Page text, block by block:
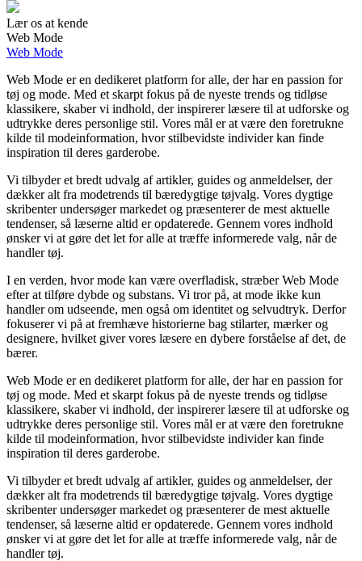
Lær os at kende
Web Mode
Web Mode
Web Mode er en dedikeret platform for alle, der har en passion for
tøj og mode. Med et skarpt fokus på de nyeste trends og tidløse
klassikere, skaber vi indhold, der inspirerer læsere til at udforske og
udtrykke deres personlige stil. Vores mål er at være den foretrukne
kilde til modeinformation, hvor stilbevidste individer kan finde
inspiration til deres garderobe.
Vi tilbyder et bredt udvalg af artikler, guides og anmeldelser, der
dækker alt fra modetrends til bæredygtige tøjvalg. Vores dygtige
skribenter undersøger markedet og præsenterer de mest aktuelle
tendenser, så læserne altid er opdaterede. Gennem vores indhold
ønsker vi at gøre det let for alle at træffe informerede valg, når de
handler tøj.
I en verden, hvor mode kan være overfladisk, stræber Web Mode
efter at tilføre dybde og substans. Vi tror på, at mode ikke kun
handler om udseende, men også om identitet og selvudtryk. Derfor
fokuserer vi på at fremhæve historierne bag stilarter, mærker og
designere, hvilket giver vores læsere en dybere forståelse af det, de
bærer.
Web Mode er en dedikeret platform for alle, der har en passion for
tøj og mode. Med et skarpt fokus på de nyeste trends og tidløse
klassikere, skaber vi indhold, der inspirerer læsere til at udforske og
udtrykke deres personlige stil. Vores mål er at være den foretrukne
kilde til modeinformation, hvor stilbevidste individer kan finde
inspiration til deres garderobe.
Vi tilbyder et bredt udvalg af artikler, guides og anmeldelser, der
dækker alt fra modetrends til bæredygtige tøjvalg. Vores dygtige
skribenter undersøger markedet og præsenterer de mest aktuelle
tendenser, så læserne altid er opdaterede. Gennem vores indhold
ønsker vi at gøre det let for alle at træffe informerede valg, når de
handler tøj.